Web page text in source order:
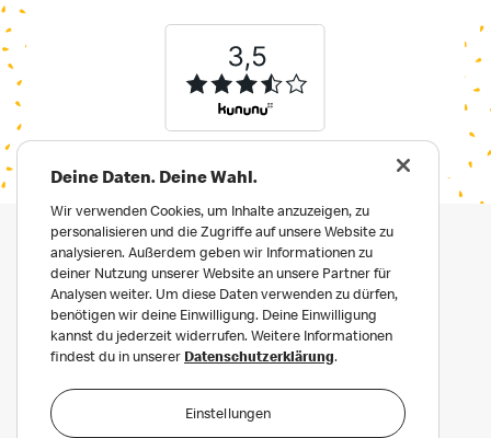
Impressum
Deine Daten. Deine Wahl.
Wir verwenden Cookies, um Inhalte anzuzeigen, zu
personalisieren und die Zugriffe auf unsere Website zu
analysieren. Außerdem geben wir Informationen zu
deiner Nutzung unserer Website an unsere Partner für
Analysen weiter. Um diese Daten verwenden zu dürfen,
benötigen wir deine Einwilligung. Deine Einwilligung
kannst du jederzeit widerrufen. Weitere Informationen
findest du in unserer Datenschutzerklärung.
Einstellungen